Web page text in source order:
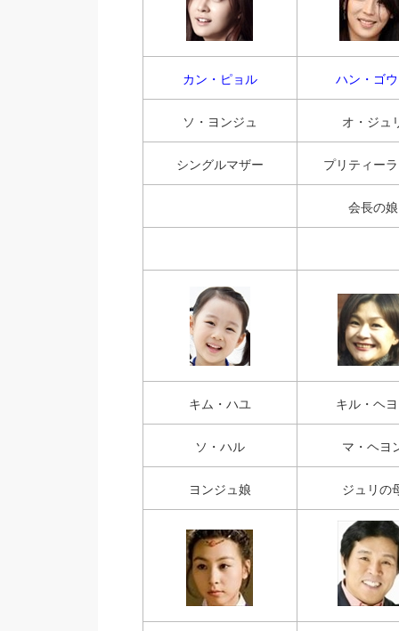
カン・ピョル ハン・ゴ
ソ・ヨンジュ オ・ジュ
シングルマザー プリティー
会長の娘
キム・ハユ キル・ヘ
ソ・ハル マ・ヘヨ
ヨンジュ娘 ジュリの